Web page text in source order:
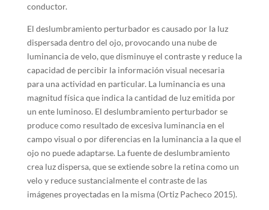
conductor.
El deslumbramiento perturbador es causado por la luz
dispersada dentro del ojo, provocando una nube de
luminancia de velo, que disminuye el contraste y reduce la
capacidad de percibir la información visual necesaria
para una actividad en particular. La luminancia es una
magnitud física que indica la cantidad de luz emitida por
un ente luminoso. El deslumbramiento perturbador se
produce como resultado de excesiva luminancia en el
campo visual o por diferencias en la luminancia a la que el
ojo no puede adaptarse. La fuente de deslumbramiento
crea luz dispersa, que se extiende sobre la retina como un
velo y reduce sustancialmente el contraste de las
imágenes proyectadas en la misma (Ortiz Pacheco 2015).